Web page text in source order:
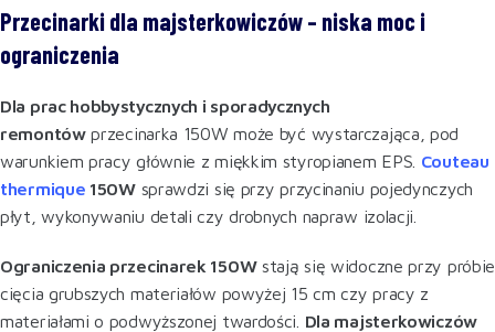
Przecinarki dla majsterkowiczów – niska moc i
ograniczenia
Dla prac hobbystycznych i sporadycznych
remontówprzecinarka 150W może być wystarczająca, pod
warunkiem pracy głównie z miękkim styropianem EPS. Couteau
thermique 150Wsprawdzi się przy przycinaniu pojedynczych
płyt, wykonywaniu detali czy drobnych napraw izolacji.
Ograniczenia przecinarek 150Wstają się widoczne przy próbie
cięcia grubszych materiałów powyżej 15 cm czy pracy z
materiałami o podwyższonej twardości. Dla majsterkowiczów